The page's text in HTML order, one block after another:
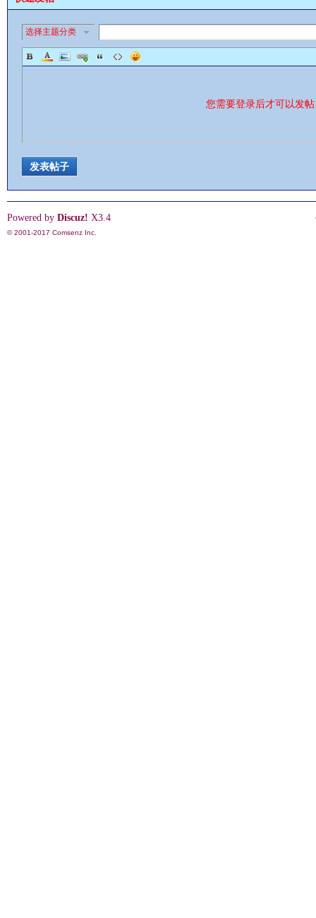
选择主题分类
您需要登录后才可以发
发表帖子
Powered by Discuz! X3.4
© 2001-2017 Comsenz Inc.